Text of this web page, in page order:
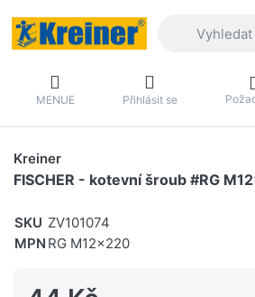
MENUE Přihlásit se
Kreiner
FISCHER - kotevní šroub #RG
SKU ZV101074
MPN RG M12x220